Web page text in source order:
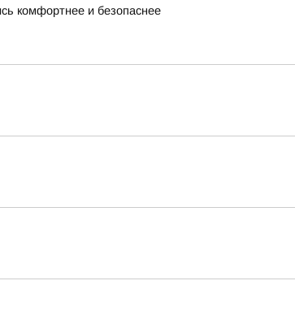
комфортнее и безопаснее